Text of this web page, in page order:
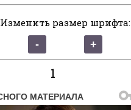
Изменить размер шрифта:
1